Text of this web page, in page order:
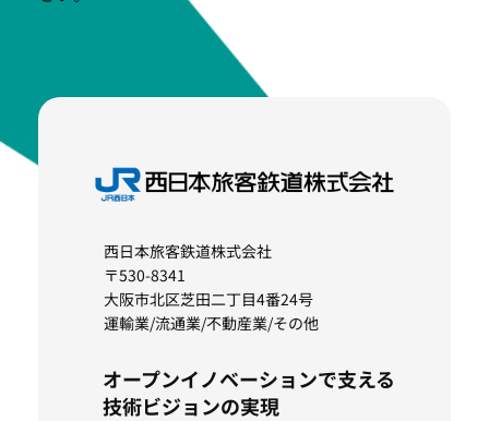
西日本旅客鉄道株式会社
〒530-8341
大阪市北区芝田二丁目4番24号
運輸業/流通業/不動産業/その他
オープンイノベーションで支える
技術ビジョンの実現